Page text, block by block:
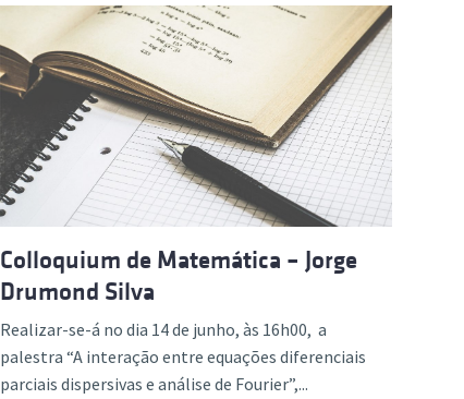
Colloquium de Matemática – Jorge
Drumond Silva
Realizar-se-á no dia 14 de junho, às 16h00, a
palestra “A interação entre equações diferenciais
parciais dispersivas e análise de Fourier”,...